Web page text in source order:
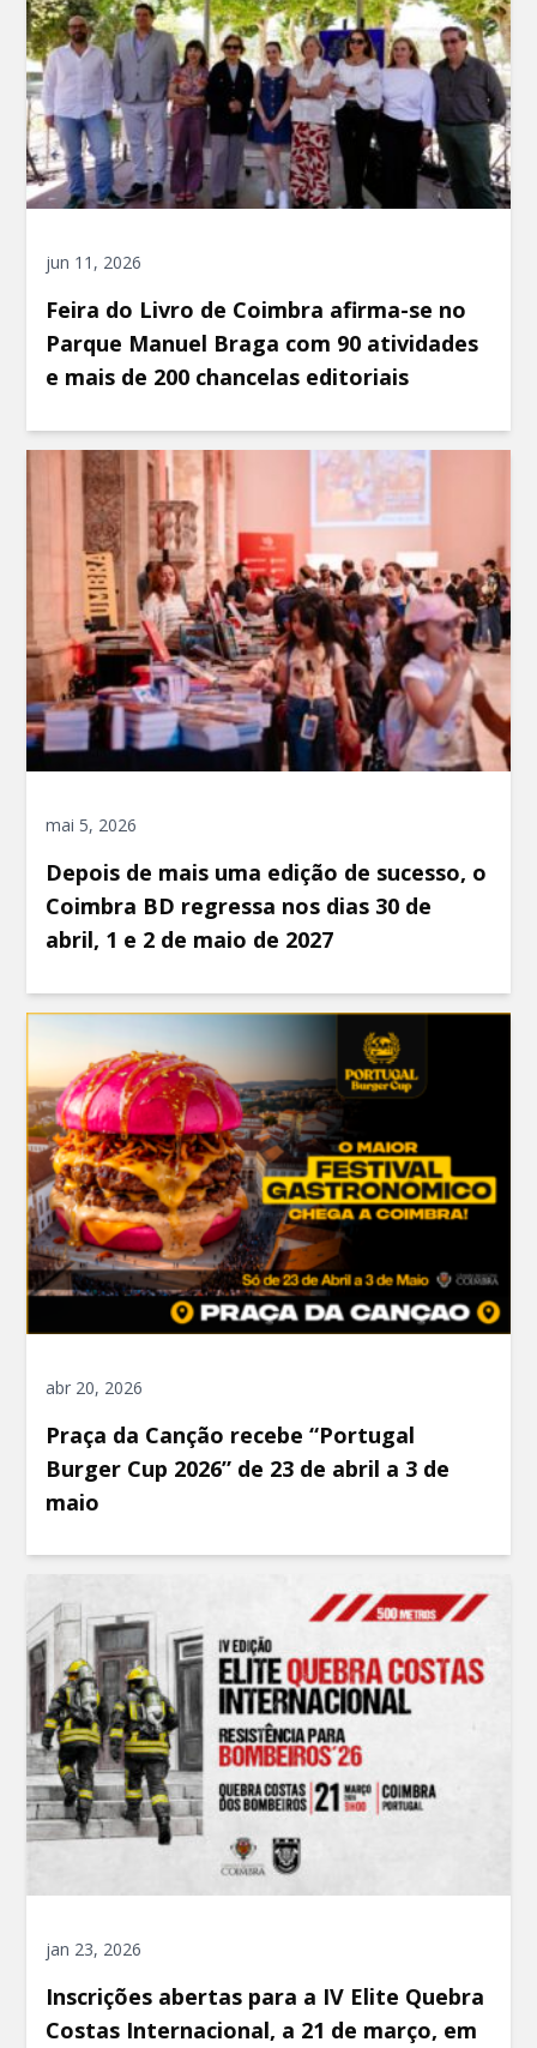
jun 11, 2026
Feira do Livro de Coimbra afirma-se no
Parque Manuel Braga com 90 atividades
e mais de 200 chancelas editoriais
mai 5, 2026
Depois de mais uma edição de sucesso, o
Coimbra BD regressa nos dias 30 de
abril, 1 e 2 de maio de 2027
abr 20, 2026
Praça da Canção recebe “Portugal
Burger Cup 2026” de 23 de abril a 3 de
maio
jan 23, 2026
Inscrições abertas para a IV Elite Quebra
Costas Internacional, a 21 de março, em